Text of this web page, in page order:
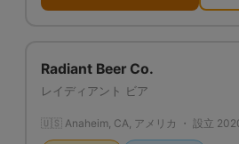
Radiant Beer Co.
レイディアント ビア
🇺🇸 Anaheim, CA, アメリカ ・ 設立